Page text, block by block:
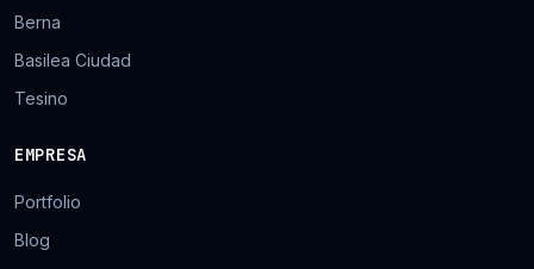
Berna
Basilea Ciudad
Tesino
EMPRESA
Portfolio
Blog